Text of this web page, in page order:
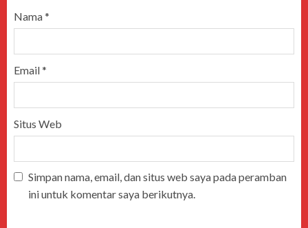
Nama*
Email*
Situs Web
Simpan nama, email, dan situs web saya pada peramban
ini untuk komentar saya berikutnya.